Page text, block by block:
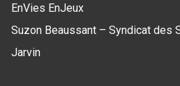
EnVies EnJeux
Suzon Beaussant – Syndicat des
Jarvin